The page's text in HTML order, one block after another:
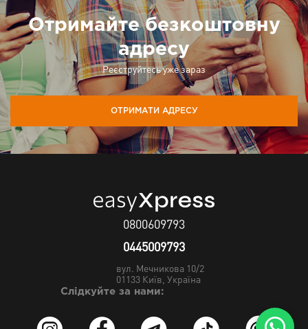
Отримайте безкоштовну
адресу
Реєструйтесь уже зараз
ОТРИМАТИ АДРЕСУ
0800609793
0445009793
вул. Мечникова 10/2
01133 Київ, Україна
Слідкуйте за нами: